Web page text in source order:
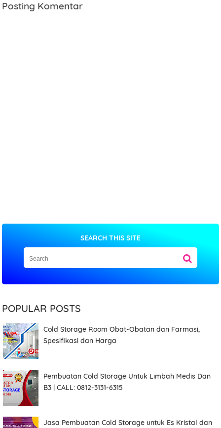
Posting Komentar
SEARCH THIS SITE
POPULAR POSTS
Cold Storage Room Obat-Obatan dan Farmasi,
Spesifikasi dan Harga
Pembuatan Cold Storage Untuk Limbah Medis Dan
B3 | CALL: 0812-3131-6315
Jasa Pembuatan Cold Storage untuk Es Kristal dan